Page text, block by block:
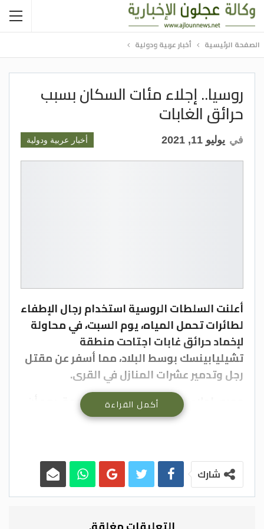
الصفحة الرئيسية أخبار عربية ودولية
روسيا.. إجلاء مئات السكان بسبب
حرائق الغابات
أخبار عربية ودولية في يوليو 11, 2021
أعلنت السلطات الروسية استخدام رجال الإطفاء
لطائرات تحمل المياه، يوم السبت، في محاولة
لإخماد حرائق غابات اجتاحت منطقة
تشيليابينسك بوسط البلاد، مما أسفر عن مقتل
رجل وتدمير عشرات المنازل في القرى.
وجرى إجلاء مئات السكان، يوم الجمعة، بعد أن
أدت الرياح القوية إلى تعقيد جهود السيطرة
1500 كيلومتر شرقي العاصمة موسكو.
ونقلت وكالة تاس للأنباء عن إيليا دينيسوف
أكمل القراءة
شارك